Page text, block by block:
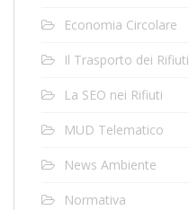
Economia Circolare
Il Trasporto dei Rifiuti
La SEO nei Rifiuti
MUD Telematico
News Ambiente
Normativa